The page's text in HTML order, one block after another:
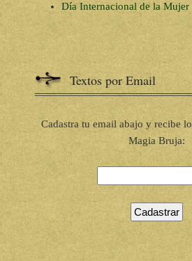
Día Internacional de la Mujer
Textos por Email
Cadastra tu email abajo y recibe
Magia Bruja: